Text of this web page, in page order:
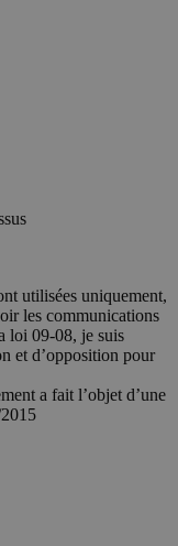
utilisées uniquement,
les communications
loi 09-08, je suis
et d’opposition pour
a fait l’objet d’une